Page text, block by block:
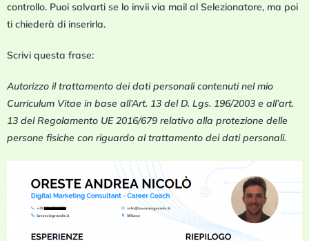
controllo. Puoi salvarti se lo invii via mail al Selezionatore, ma poi
ti chiederà di inserirla.
Scrivi questa frase:
Autorizzo il trattamento dei dati personali contenuti nel mio
Curriculum Vitae in base all’Art. 13 del D. Lgs. 196/2003 e all’art.
13 del Regolamento UE 2016/679 relativo alla protezione delle
persone fisiche con riguardo al trattamento dei dati personali.